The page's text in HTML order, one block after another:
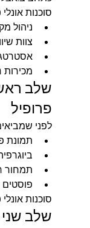
סוכנות
ניהול
צוות
שלב
פרופיל
לפני
תמונת
תמחור
פוסטים
סוכנות
שלב שני